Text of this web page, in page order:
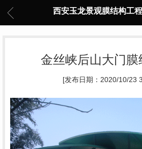
西安玉龙景观膜结构工
金丝峡后山大门膜
[发布日期：2020/10/23